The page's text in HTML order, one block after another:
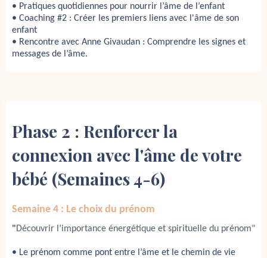
• Pratiques quotidiennes pour nourrir l’âme de l’enfant
• Coaching #2 : Créer les premiers liens avec l'âme de son
enfant
• Rencontre avec Anne Givaudan : Comprendre les signes et
messages de l’âme.
Phase 2 : Renforcer la
connexion avec l'âme de votre
bébé (Semaines 4-6)
Semaine 4 : Le choix du prénom
"
• Le prénom comme pont entre l’âme et le chemin de vie